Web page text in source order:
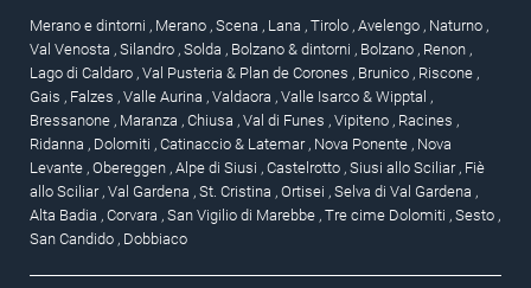
Merano e dintorni , Merano , Scena , Lana , Tirolo , Avelengo , Naturno ,
Val Venosta , Silandro , Solda , Bolzano & dintorni , Bolzano , Renon ,
Lago di Caldaro , Val Pusteria & Plan de Corones , Brunico , Riscone ,
Gais , Falzes , Valle Aurina , Valdaora , Valle Isarco & Wipptal ,
Bressanone , Maranza , Chiusa , Val di Funes , Vipiteno , Racines ,
Ridanna , Dolomiti , Catinaccio & Latemar , Nova Ponente , Nova
Levante , Obereggen , Alpe di Siusi , Castelrotto , Siusi allo Sciliar , Fiè
allo Sciliar , Val Gardena , St. Cristina , Ortisei , Selva di Val Gardena ,
Alta Badia , Corvara , San Vigilio di Marebbe , Tre cime Dolomiti , Sesto ,
San Candido , Dobbiaco